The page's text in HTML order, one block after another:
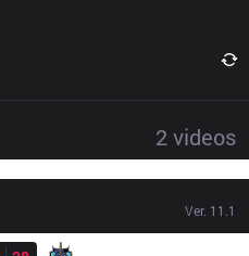
2 videos
Ver. 11.1